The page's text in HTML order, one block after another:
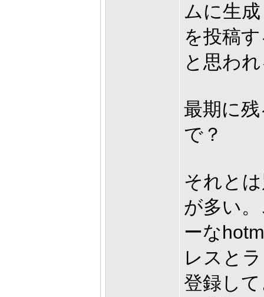
ムに生
を投稿
と思わ
最期に
で？
それと
が多い
ーな
レスと
登録し